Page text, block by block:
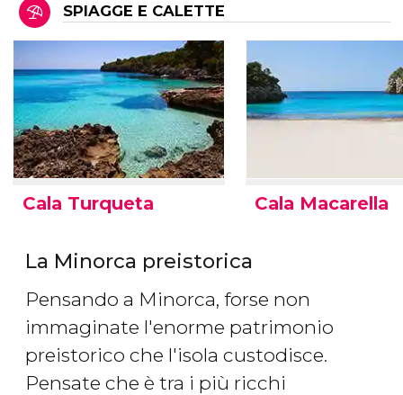
SPIAGGE E CALETTE
Cala Turqueta Cala Macarella
La Minorca preistorica
Pensando a Minorca, forse non
immaginate l'enorme patrimonio
preistorico che l'isola custodisce.
Pensate che è tra i più ricchi